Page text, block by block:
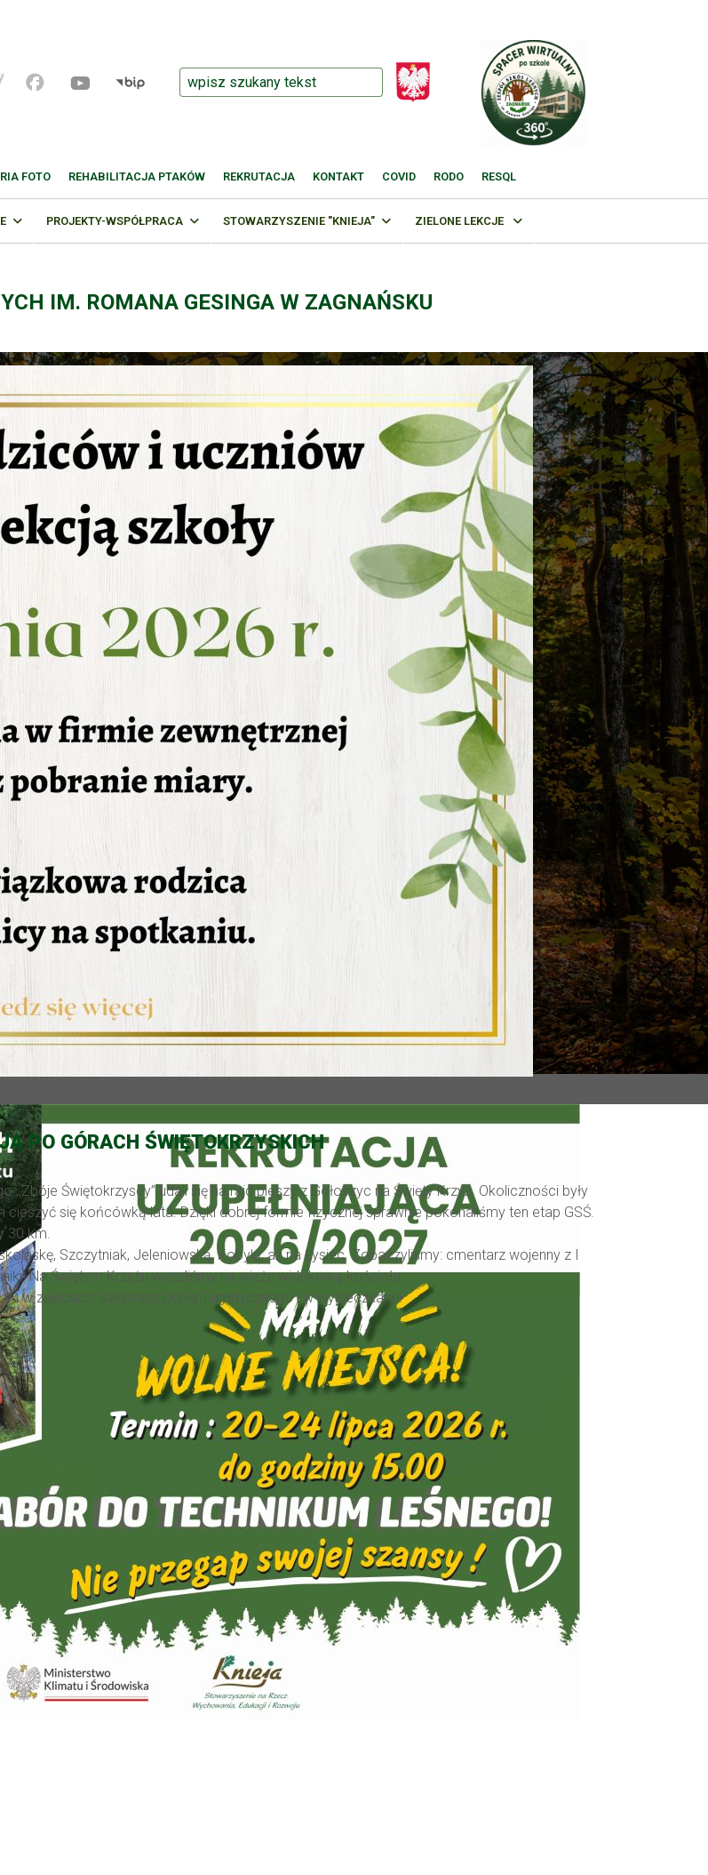
FOTO REHABILITACJA PTAKÓW REKRUTACJA KONTAKT COVID RODO RESQL
PROJEKTY-WSPÓŁPRACA STOWARZYSZENIE "KNIEJA" ZIELONE LEKCJE
IM. ROMANA GESINGA W ZAGNAŃSKU
PO GÓRACH ŚWIĘTOKRZYSKICH
,,Zbóje Świętokrzyscy” udali się na rajd pieszy z Gołoszyc na Święty Krzyż. Okoliczności były
się końcówką lata. Dzięki dobrej formie fizycznej sprawnie pokonaliśmy ten etap GSŚ.
30 km.
Szczytniak, Jeleniowską, Kobylą, aż na Łysiec. Zobaczyliśmy: cmentarz wojenny z I
Na Świętym Krzyżu weszliśmy na wieżę widokową kościoła.
w zajęciach Szkolnego Koła Turystycznego i w wycieczkach!